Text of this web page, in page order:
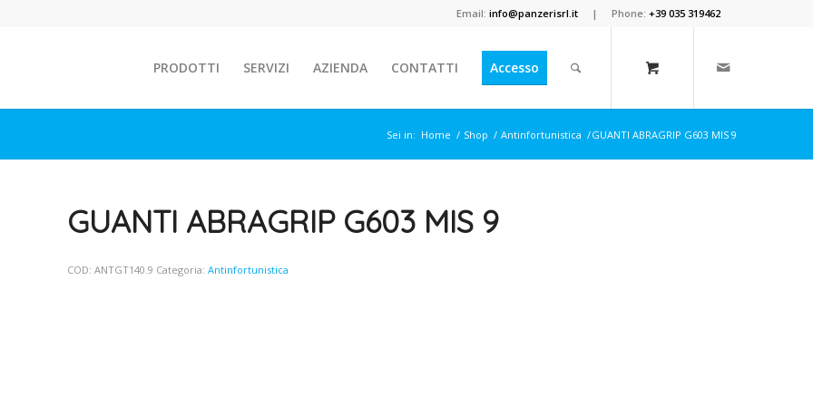
Email:info@panzerisrl.it | Phone:+39 035 319462
PRODOTTI SERVIZI AZIENDA CONTATTI Accesso
Sei in: Home / Shop / Antinfortunistica /GUANTI ABRAGRIP G603 MIS 9
GUANTI ABRAGRIP G603 MIS 9
COD: ANTGT140.9 Categoria: Antinfortunistica